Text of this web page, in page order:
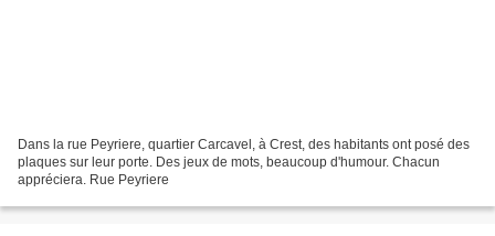
Dans la rue Peyriere, quartier Carcavel, à Crest, des habitants ont posé des
plaques sur leur porte. Des jeux de mots, beaucoup d'humour. Chacun
appréciera. Rue Peyriere